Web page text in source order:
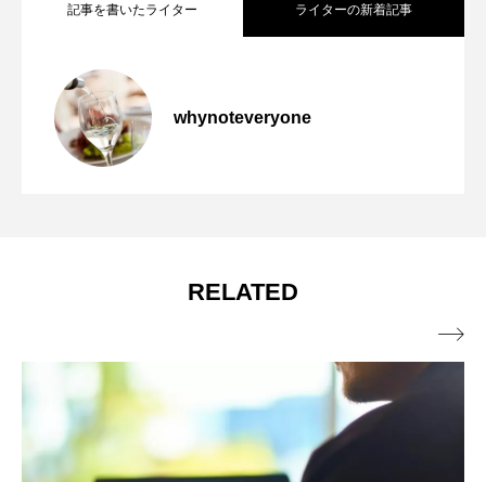
記事を書いたライター ライターの新着記事
whynoteveryone
2026.01.23
2025.04.01
マガジン読者限定ご招待
イス氏来日記念ディナー」5種との極上ペ
アリングディナー開催！
RELATED
